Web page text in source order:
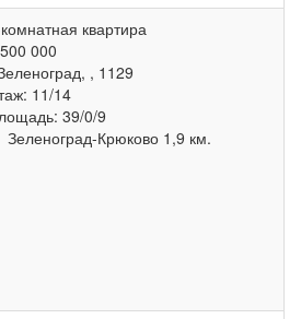
квартира
000
, 1129
11/14
39/0/9
Зеленоград-Крюково 1,9 км.